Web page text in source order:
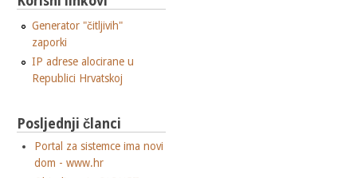
Generator "čitljivih"
zaporki
IP adrese alocirane u
Republici Hrvatskoj
Posljednji članci
Portal za sistemce ima novi
dom - www.hr